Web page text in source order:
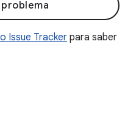
Issue Tracker para saber